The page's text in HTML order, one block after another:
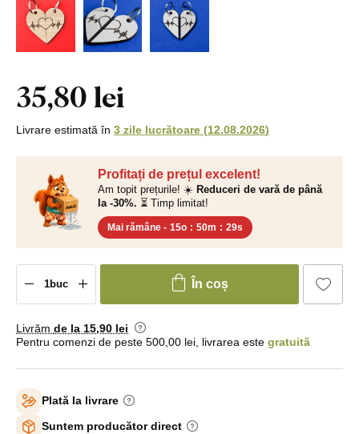
Profitați de prețul excelent!
Am topit prețurile! ☀️ Reduceri de vară de până
la -30%. ⏳ Timp limitat!
Mai rămâne - 15o : 50m : 28s
35,80 lei
Livrare estimată în 3 zile lucrătoare (12.08.2026)
În coș
Livrăm de la 15,90 lei
Pentru comenzi de peste 500,00 lei, livrarea este gratuită
Plată la livrare
Suntem producător direct